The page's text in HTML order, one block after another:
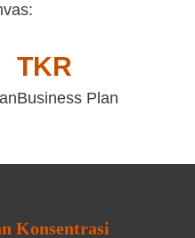
TKR
Business Plan
Konsentrasi